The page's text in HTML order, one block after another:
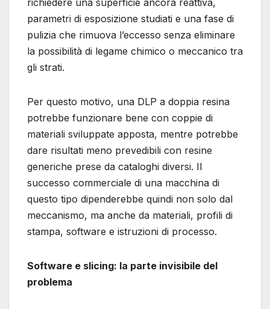
parametri di esposizione studiati e una fase di
pulizia che rimuova l’eccesso senza eliminare
la possibilità di legame chimico o meccanico tra
gli strati.
Per questo motivo, una DLP a doppia resina
potrebbe funzionare bene con coppie di
materiali sviluppate apposta, mentre potrebbe
dare risultati meno prevedibili con resine
generiche prese da cataloghi diversi. Il
successo commerciale di una macchina di
questo tipo dipenderebbe quindi non solo dal
meccanismo, ma anche da materiali, profili di
stampa, software e istruzioni di processo.
Software e slicing: la parte invisibile del
problema